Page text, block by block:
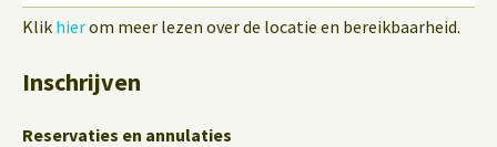
Klik hierom meer lezen over de locatie en bereikbaarheid.
Inschrijven
Reservaties en annulaties